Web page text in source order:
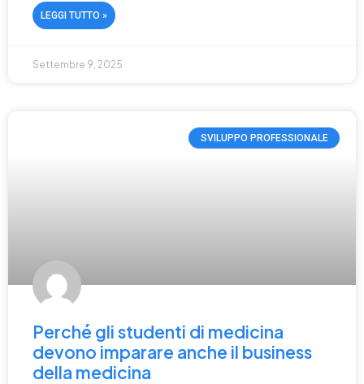
LEGGI TUTTO »
Settembre 9, 2025
SVILUPPO PROFESSIONALE
Perché gli studenti di medicina
devono imparare anche il business
della medicina